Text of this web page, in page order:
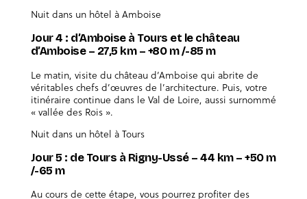
Nuit dans un hôtel à Amboise
Jour 4 : d’Amboise à Tours et le château
d’Amboise – 27,5 km – +80 m /-85 m
Le matin, visite du château d’Amboise qui abrite de
véritables chefs d’œuvres de l’architecture. Puis, votre
itinéraire continue dans le Val de Loire, aussi surnommé
« vallée des Rois ».
Nuit dans un hôtel à Tours
Jour 5 : de Tours à Rigny-Ussé – 44 km – +50 m
/-65 m
Au cours de cette étape, vous pourrez profiter des